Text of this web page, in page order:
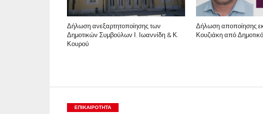
Δήλωση ανεξαρτητοποίησης των
Δημοτικών Συμβούλων Ι. Ιωαννίδη & Κ.
Κουρού
Δήλωση αποποίησης
Κουζιάκη από
ΕΠΙΚΑΙΡΟΤΗΤΑ